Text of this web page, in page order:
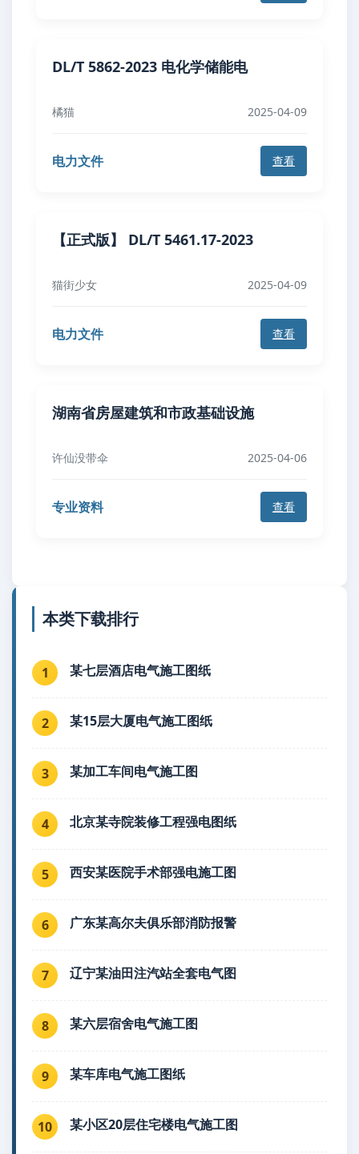
DL/T 5862-2023 电化学储能电
橘猫 2025-04-09
电力文件 查看
【正式版】 DL/T 5461.17-2023
猫街少女 2025-04-09
电力文件 查看
湖南省房屋建筑和市政基础设施
许仙没带伞 2025-04-06
专业资料 查看
本类下载排行
1 某七层酒店电气施工图纸
2 某15层大厦电气施工图纸
3 某加工车间电气施工图
4 北京某寺院装修工程强电图纸
5 西安某医院手术部强电施工图
6 广东某高尔夫俱乐部消防报警
7 辽宁某油田注汽站全套电气图
8 某六层宿舍电气施工图
9 某车库电气施工图纸
10 某小区20层住宅楼电气施工图